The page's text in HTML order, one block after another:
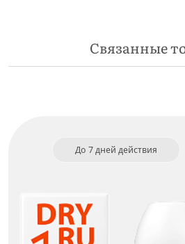
Связанные
До 7 дней действия